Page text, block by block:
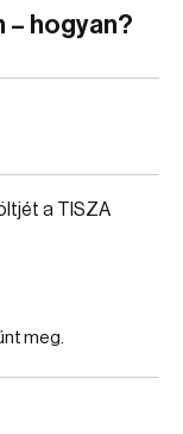
– hogyan?
meg.